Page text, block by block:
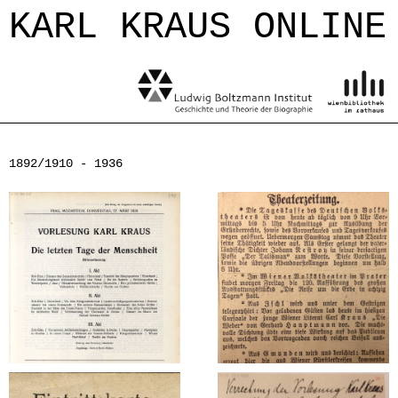
Jump to navigation
KARL KRAUS ONLINE
1892/1910 - 1936
700 Vorlesungen Frühe Vorlesungen